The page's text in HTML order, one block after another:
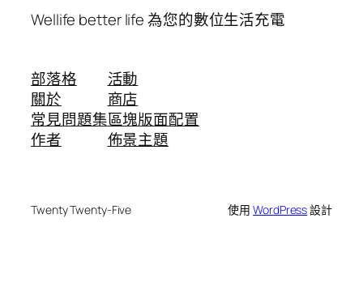
Wellife better life 為您的數位生活充電
部落格
關於
常見問題集
作者
活動
商店
區塊版面配置
佈景主題
Twenty Twenty-Five 使用WordPress設計